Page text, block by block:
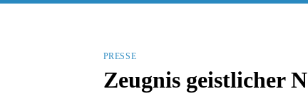
PRESSE
Zeugnis geistlicher